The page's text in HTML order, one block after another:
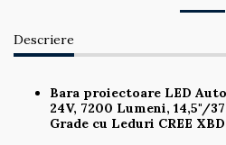
Descriere
Bara proiectoare LED
24V, 7200 Lumeni, 14,5"/
Grade cu Leduri CREE XBD